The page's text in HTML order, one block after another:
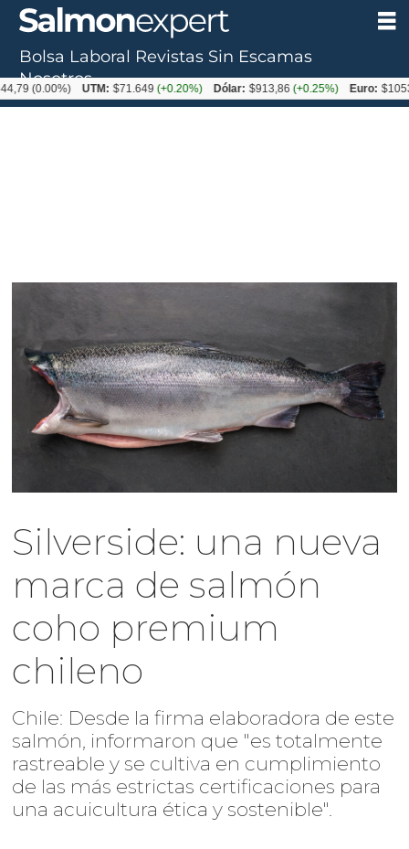
Silverside: una nueva
marca de salmón
coho premium
chileno
Chile: Desde la firma elaboradora de este
salmón, informaron que "es totalmente
rastreable y se cultiva en cumplimiento
de las más estrictas certificaciones para
una acuicultura ética y sostenible".
Bolsa Laboral Revistas Sin Escamas
Nosotros
UTM: $71.649(+0.20%) Dólar: $913,86(+0.25%) Euro: $1053,08(-